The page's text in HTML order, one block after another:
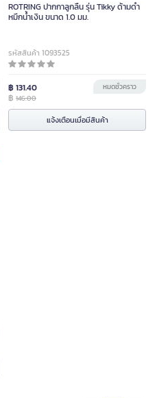
ROTRING ปากกาลูกลื่น รุ่น Tikky ด้ามดำ
หมึกน้ำเงิน ขนาด 1.0 มม.
รหัสสินค้า 1093525
฿ 131.40
฿ 146.00
หมดชั่วคราว
แจ้งเตือนเมื่อมีสินค้า